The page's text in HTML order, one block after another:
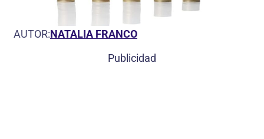
AUTOR:NATALIA FRANCO
Publicidad